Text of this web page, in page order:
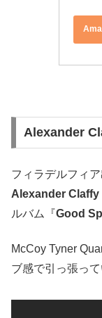
Alexander
フィラデルフィ
Alexander Claffy
ルバム『Good
McCoy Tyner
ブ感で引っ張っ